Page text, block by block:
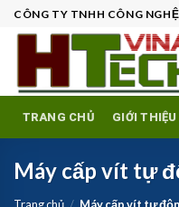
Skip
content
CÔNG TY TNHH CÔNG
TRANG CHỦ GIỚI THIỆU
Máy cấp vít tự